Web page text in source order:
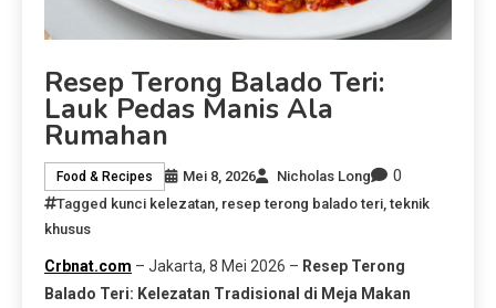
Resep Terong Balado Teri:
Lauk Pedas Manis Ala
Rumahan
Food & Recipes Mei 8, 2026 Nicholas Long 0
Tagged kunci kelezatan, resep terong balado teri,teknik
khusus
Crbnat.com – Jakarta, 8 Mei 2026 – Resep Terong
Balado Teri: Kelezatan Tradisional di Meja Makan